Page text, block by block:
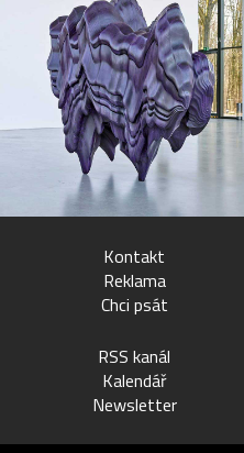
Kontakt
Reklama
Chci psát
RSS kanál
Kalendář
Newsletter